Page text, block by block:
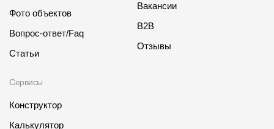
Фото объектов
Вопрос-ответ/Faq
Статьи
Сервисы
Конструктор
Калькулятор
Вакансии
B2B
Отзывы